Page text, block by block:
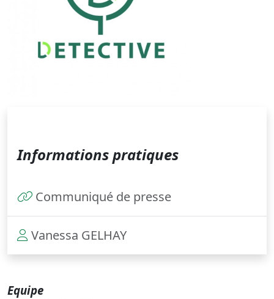
Informations pratiques
Communiqué de presse
Vanessa GELHAY
Equipe